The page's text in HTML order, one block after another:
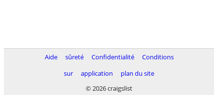
Aide sûreté Confidentialité
Conditions
sur
application
plan du site
© 2026 craigslist